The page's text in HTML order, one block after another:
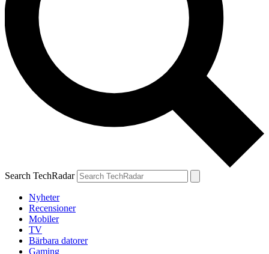
Search TechRadar
Nyheter
Recensioner
Mobiler
TV
Bärbara datorer
Gaming